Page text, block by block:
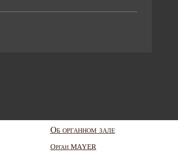
Об органном зале
Орган MAYER